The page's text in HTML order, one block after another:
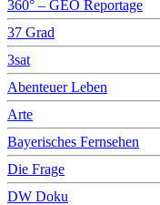
360° – GEO Reportage
37 Grad
3sat
Abenteuer Leben
Arte
Bayerisches Fernsehen
Die Frage
DW Doku